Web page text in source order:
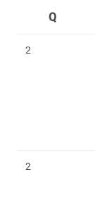
Q
2
2